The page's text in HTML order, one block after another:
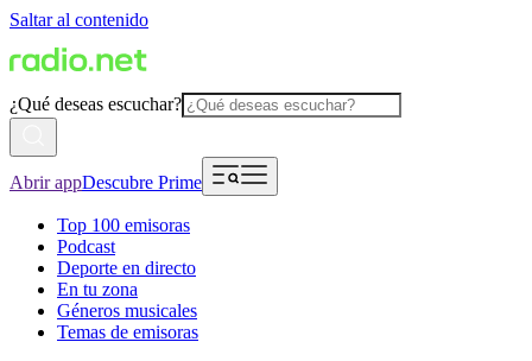
Saltar al contenido
¿Qué deseas escuchar?
Abrir appDescubre Prime
Top 100 emisoras
Podcast
Deporte en directo
En tu zona
Géneros musicales
Temas de emisoras